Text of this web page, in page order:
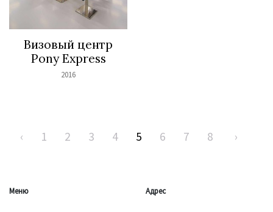
Визовый центр
Pony Express
2016
‹ 1 2 3 4 5 6 7 8 ›
Меню Адрес